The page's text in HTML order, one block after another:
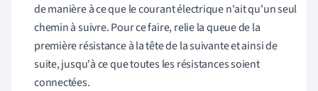
de manière à ce que le courant électrique n'ait qu'un seul
chemin à suivre. Pour ce faire, relie la queue de la
première résistance à la tête de la suivante et ainsi de
suite, jusqu'à ce que toutes les résistances soient
connectées.